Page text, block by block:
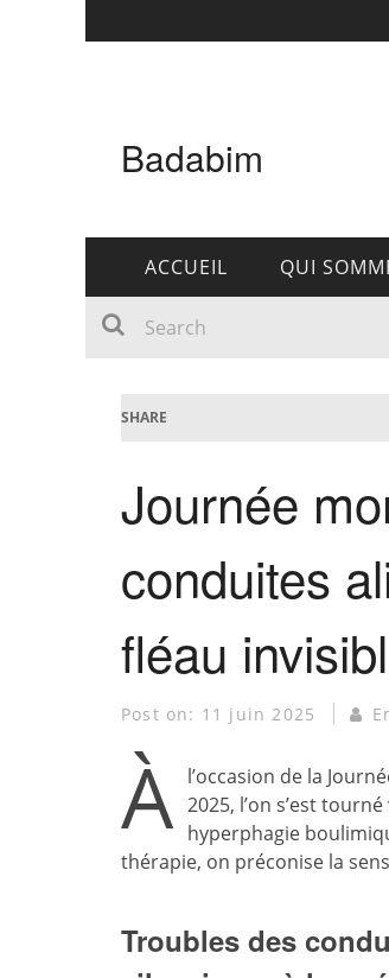
Badabim
ACCUEIL QUI
SHARE
Journée
conduites
fléau
Post on: 11 juin 2025
À l’occasion de la
2025, l’on s’est
hyperphagie
thérapie, on préconise la
Troubles des